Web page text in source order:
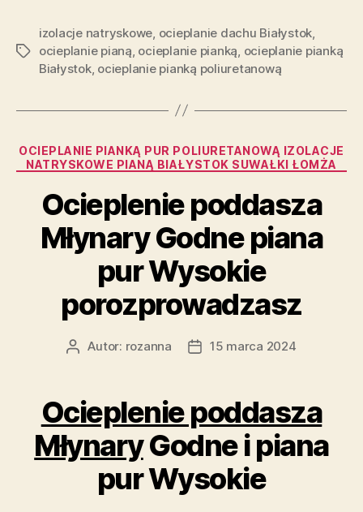
Tagi
izolacje natryskowe ocieplanie dachu Białystok
ocieplanie pianą ocieplanie pianką ocieplanie pianką
Białystok, ocieplanie pianką poliuretanową
Kategorie
OCIEPLANIE PIANKĄ PUR POLIURETANOWĄ IZOLACJE
NATRYSKOWE PIANĄ BIAŁYSTOK SUWAŁKI ŁOMŻA
Ocieplenie poddasza
Młynary Godne piana
pur Wysokie
porozprowadzasz
AutorAutor: rozanna
Data15 marca 2024
Ocieplenie poddasza
MłynaryGodne i piana
pur Wysokie